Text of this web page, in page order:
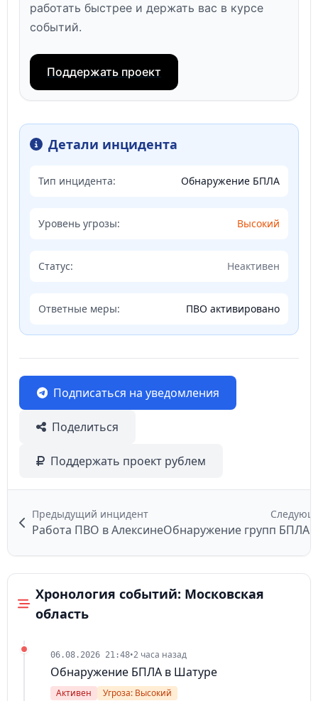
работать быстрее и держать вас в курсе
событий.
Поддержать проект
Детали инцидента
Тип инцидента: Обнаружение БПЛА
Уровень угрозы: Высокий
Статус: Неактивен
Ответные меры: ПВО активировано
Подписаться на уведомления
Поделиться
Поддержать проект рублем
Предыдущий инцидент
Работа ПВО в АлексинеОбнаружение групп БПЛА
Хронология событий: Московская
область
06.08.2026 21:48•2 часа назад
Обнаружение БПЛА в Шатуре
Активен Угроза: Высокий